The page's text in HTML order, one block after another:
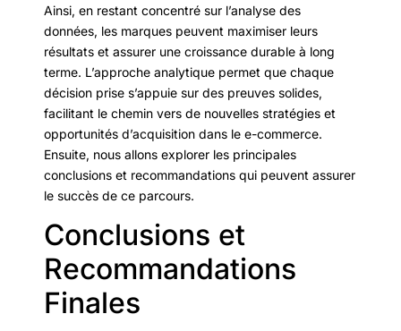
Ainsi, en restant concentré sur l’analyse des
données, les marques peuvent maximiser leurs
résultats et assurer une croissance durable à long
terme. L’approche analytique permet que chaque
décision prise s’appuie sur des preuves solides,
facilitant le chemin vers de nouvelles stratégies et
opportunités d’acquisition dans le e-commerce.
Ensuite, nous allons explorer les principales
conclusions et recommandations qui peuvent assurer
le succès de ce parcours.
Conclusions et
Recommandations
Finales